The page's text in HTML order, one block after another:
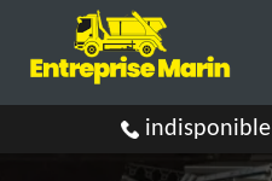
indisponible